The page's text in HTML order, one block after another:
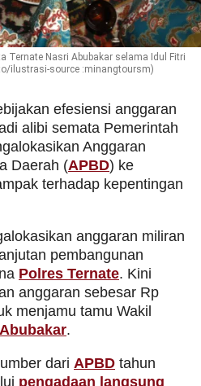
Ternate Nasri Abubakar selama Idul Fitri
ilustrasi-source :minangtoursm)
efesiensi anggaran
alibi semata Pemerintah
Anggaran
Daerah (APBD) ke
terhadap kepentingan
anggaran miliran
pembangunan
Polres Ternate. Kini
anggaran sebesar Rp
menjamu tamu Wakil
.
dari APBD tahun
pengadaan langsung